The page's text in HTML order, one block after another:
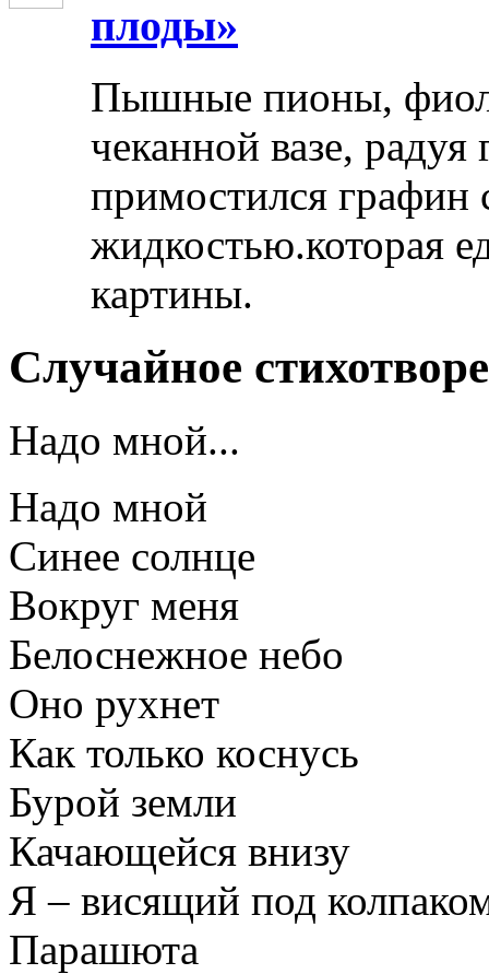
плоды»
Пышные пионы,
чеканной вазе,
примостился графин
жидкостью.которая
картины.
Случайное
Надо мной...
Надо мной
Синее солнце
Вокруг меня
Белоснежное небо
Оно рухнет
Как только коснусь
Бурой земли
Качающейся внизу
Я – висящий под
Парашюта